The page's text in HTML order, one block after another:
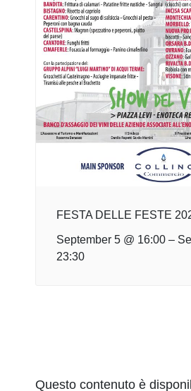
FESTA DELLE FESTE
September 5 @ 16:00 –
23:30
Questo contenuto è